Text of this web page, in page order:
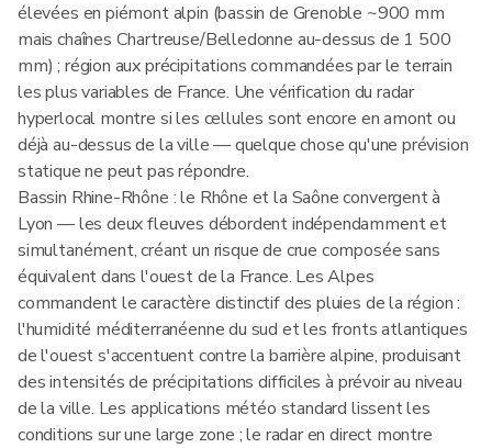
élevées en piémont alpin (bassin de Grenoble ~900 mm
mais chaînes Chartreuse/Belledonne au-dessus de 1 500
mm) ; région aux précipitations commandées par le terrain
les plus variables de France. Une vérification du radar
hyperlocal montre si les cellules sont encore en amont ou
déjà au-dessus de la ville — quelque chose qu'une prévision
statique ne peut pas répondre.
Bassin Rhine-Rhône : le Rhône et la Saône convergent à
Lyon — les deux fleuves débordent indépendamment et
simultanément, créant un risque de crue composée sans
équivalent dans l'ouest de la France. Les Alpes
commandent le caractère distinctif des pluies de la région :
l'humidité méditerranéenne du sud et les fronts atlantiques
de l'ouest s'accentuent contre la barrière alpine, produisant
des intensités de précipitations difficiles à prévoir au niveau
de la ville. Les applications météo standard lissent les
conditions sur une large zone ; le radar en direct montre